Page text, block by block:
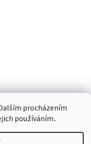
procházením
používáním..